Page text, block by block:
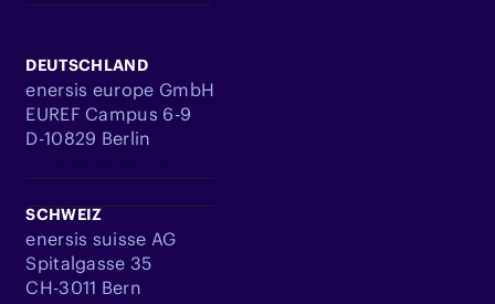
DEUTSCHLAND
enersis europe GmbH
EUREF Campus 6-9
D-10829 Berlin
SCHWEIZ
enersis suisse AG
Spitalgasse 35
CH-3011 Bern